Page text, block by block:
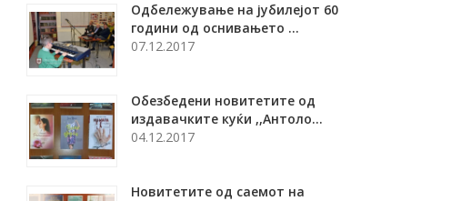
Oдбележување на јубилејот 60
години од оснивањето ...
07.12.2017
Обезбедени новитетите од
издавачките куќи ,,Антоло...
04.12.2017
Новитетите од саемот на